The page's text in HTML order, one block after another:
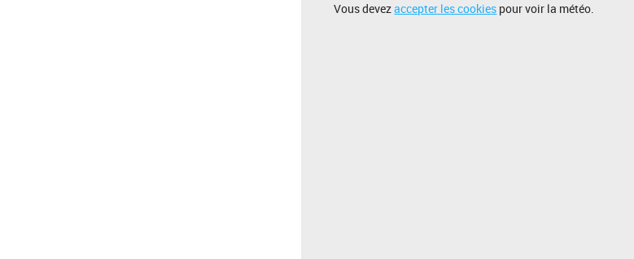
Vous devezaccepter les cookies pour voir la météo.